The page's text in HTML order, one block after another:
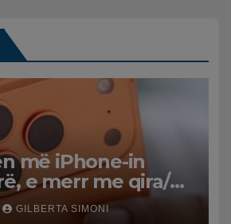
më iPhone-in
e merr me qira/
programin e
GILBERTA SIMONI